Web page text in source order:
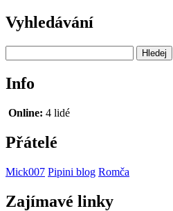
Vyhledávání
Info
Online: 4 lidé
Přátelé
Mick007 Pipini blog Romča
Zajímavé linky